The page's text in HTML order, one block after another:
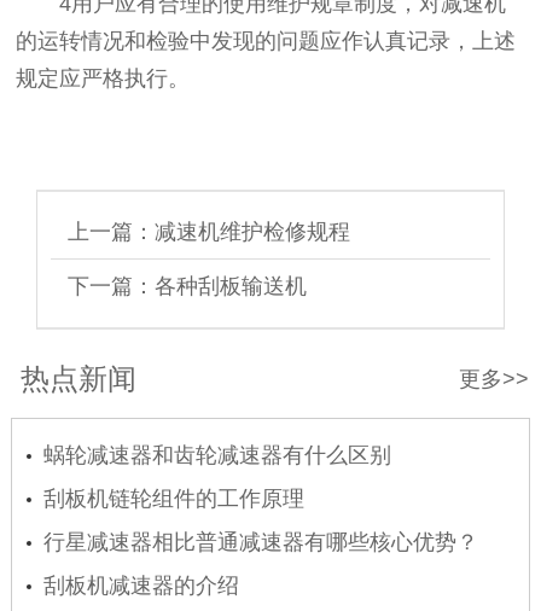
的运转情况和检验中发现的问题应作认真记录，上述
规定应严格执行。
上一篇： 减速机维护检修规程
下一篇： 各种刮板输送机
更多>>
热点新闻
蜗轮减速器和齿轮减速器有什么区别
刮板机链轮组件的工作原理
行星减速器相比普通减速器有哪些核心优势？
刮板机减速器的介绍